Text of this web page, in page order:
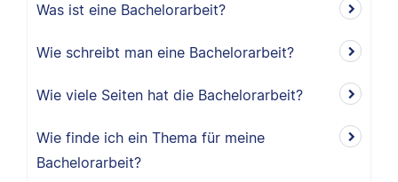
Was ist eine Bachelorarbeit?
Wie schreibt man eine Bachelorarbeit?
Wie viele Seiten hat die Bachelorarbeit?
Wie finde ich ein Thema für meine
Bachelorarbeit?